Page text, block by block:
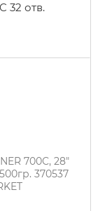
32 отв.